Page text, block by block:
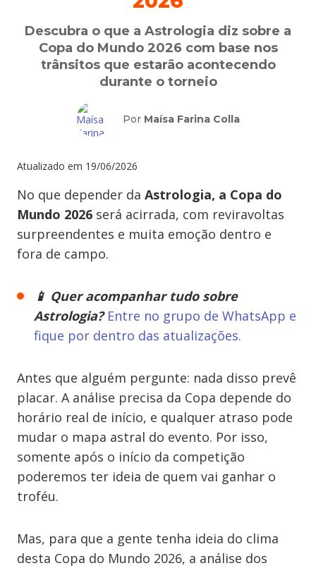
Descubra o que a Astrologia diz sobre a
Copa do Mundo 2026 com base nos
trânsitos que estarão acontecendo
durante o torneio
Por Maísa Farina Colla
Atualizado em 19/06/2026
No que depender da Astrologia, a Copa do
Mundo 2026 será acirrada, com reviravoltas
surpreendentes e muita emoção dentro e
fora de campo.
📱 Quer acompanhar tudo sobre
Astrologia? Entre no grupo de WhatsApp e
fique por dentro das atualizações.
Antes que alguém pergunte: nada disso prevê
placar. A análise precisa da Copa depende do
horário real de início, e qualquer atraso pode
mudar o mapa astral do evento. Por isso,
somente após o início da competição
poderemos ter ideia de quem vai ganhar o
troféu.
Mas, para que a gente tenha ideia do clima
desta Copa do Mundo 2026, a análise dos